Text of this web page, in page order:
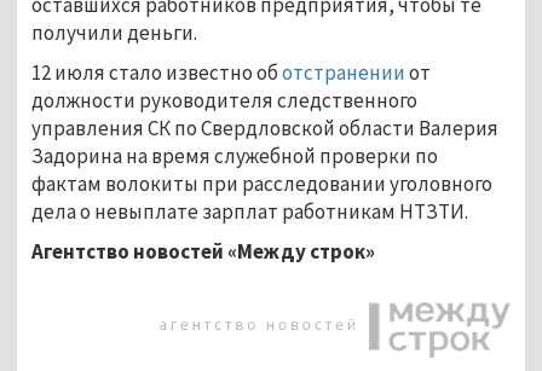
получили деньги.
12 июля стало известно оботстраненииот
должности руководителя следственного
управления СК по Свердловской области Валерия
Задорина на время служебной проверки по
фактам волокиты при расследовании уголовного
дела о невыплате зарплат работникам НТЗТИ.
Агентство новостей «Между строк»